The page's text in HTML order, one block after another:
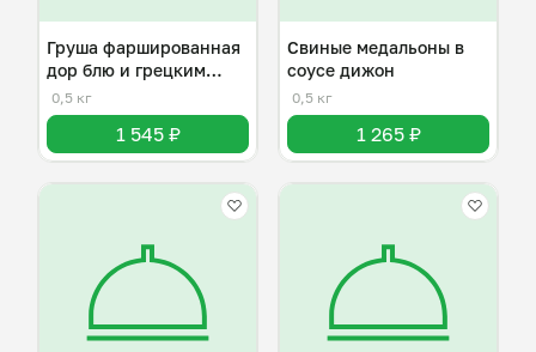
Груша фаршированная
дор блю и грецким
орехом
0,5 кг
1 545 ₽
Свиные медальоны в
соусе дижон
0,5 кг
1 265 ₽